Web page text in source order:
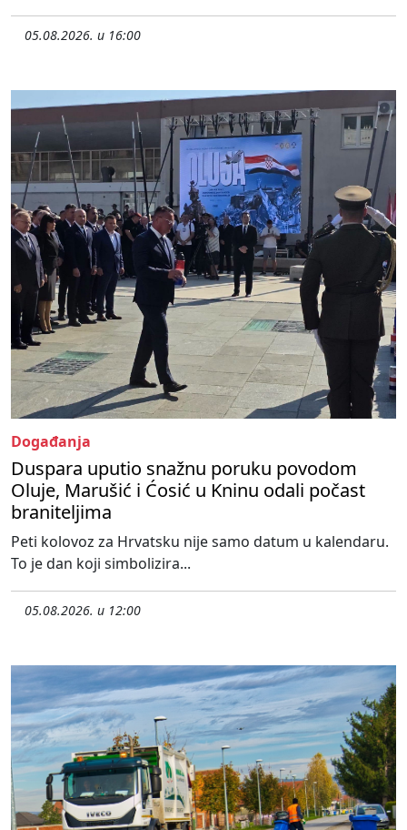
05.08.2026. u 16:00
Događanja
Duspara uputio snažnu poruku povodom
Oluje, Marušić i Ćosić u Kninu odali počast
braniteljima
Peti kolovoz za Hrvatsku nije samo datum u kalendaru.
To je dan koji simbolizira...
05.08.2026. u 12:00